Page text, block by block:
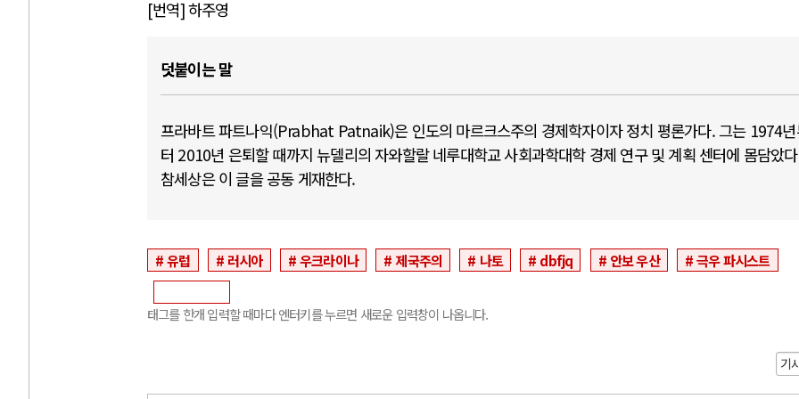
[번역] 하주영
덧붙이는 말
프라바트 파트나익(Prabhat Patnaik)은 인도의 마르크스주의 경제학자이자 정치 평론가다. 그는 1974
터 2010년 은퇴할 때까지 뉴델리의 자와할랄 네루대학교 사회과학대학 경제 연구 및 계획 센터에 몸담았
참세상은 이 글을 공동 게재한다.
유럽 러시아 우크라이나 제국주의 나토 dbfjq 안보 우산 극우 파시스트
태그를 한개 입력할 때마다 엔터키를 누르면 새로운 입력창이 나옵니다.
기